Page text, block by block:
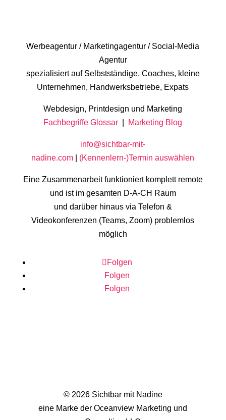
Werbeagentur / Marketingagentur / Social-Media
Agentur
spezialisiert auf Selbstständige, Coaches, kleine
Unternehmen, Handwerksbetriebe, Expats
Webdesign, Printdesign und Marketing
Fachbegriffe Glossar
Marketing Blog
info@sichtbar-mit-
nadine.com
(Kennenlern-)Termin auswählen
Eine Zusammenarbeit funktioniert komplett remote
und ist im gesamten D-A-CH Raum
und darüber hinaus via Telefon &
Videokonferenzen (Teams, Zoom) problemlos
möglich
Folgen
Folgen
Folgen
© 2026 Sichtbar mit Nadine
eine Marke der Oceanview Marketing und